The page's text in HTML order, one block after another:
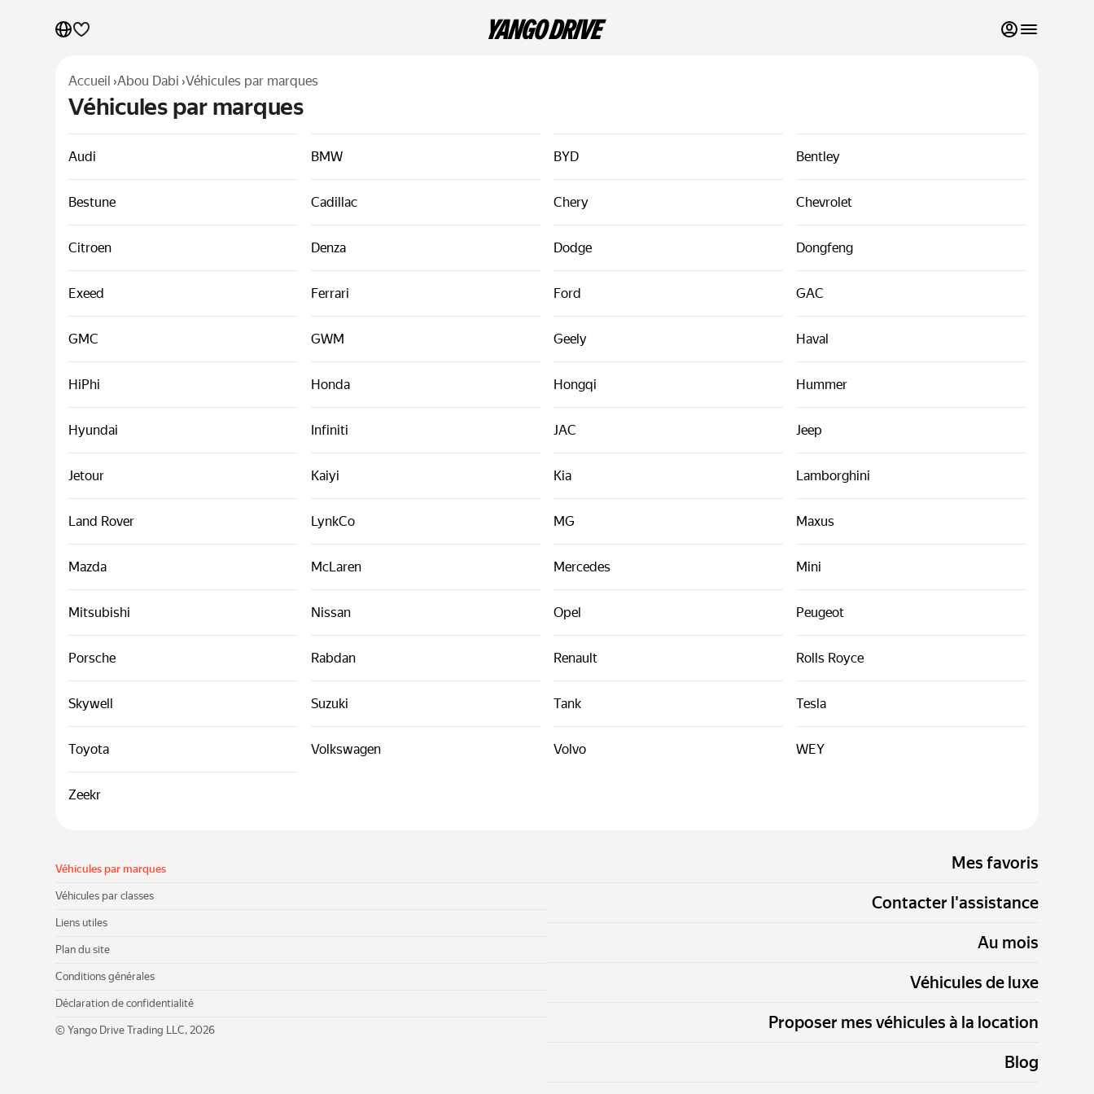
Proposer mes véhicules à la location
Blog
FAQ
Véhicules par marques
Véhicules par classes
Liens utiles
Plan du site
Accueil ›Abou Dabi ›Véhicules par marques
Véhicules par marques
Audi BMW BYD Bentley
Bestune Cadillac Chery Chevrolet
Citroen Denza Dodge Dongfeng
Exeed Ferrari Ford GAC
GMC GWM Geely Haval
HiPhi Honda Hongqi Hummer
Hyundai Infiniti JAC Jeep
Jetour Kaiyi Kia Lamborghini
Land Rover LynkCo MG Maxus
Mazda McLaren Mercedes Mini
Mitsubishi Nissan Opel Peugeot
Porsche Rabdan Renault Rolls Royce
Skywell Suzuki Tank Tesla
Toyota Volkswagen Volvo WEY
Zeekr
Mes favoris
Contacter l'assistance
Au mois
Véhicules de luxe
Proposer mes véhicules à la location
Blog
Véhicules par marques
Véhicules par classes
Liens utiles
Plan du site
Conditions générales
Déclaration de confidentialité
© Yango Drive Trading LLC, 2026